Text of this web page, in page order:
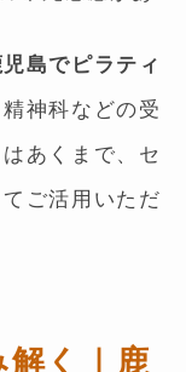
児島でピラティ
神科などの受
あくまで、セ
ご活用いただ
く｜鹿